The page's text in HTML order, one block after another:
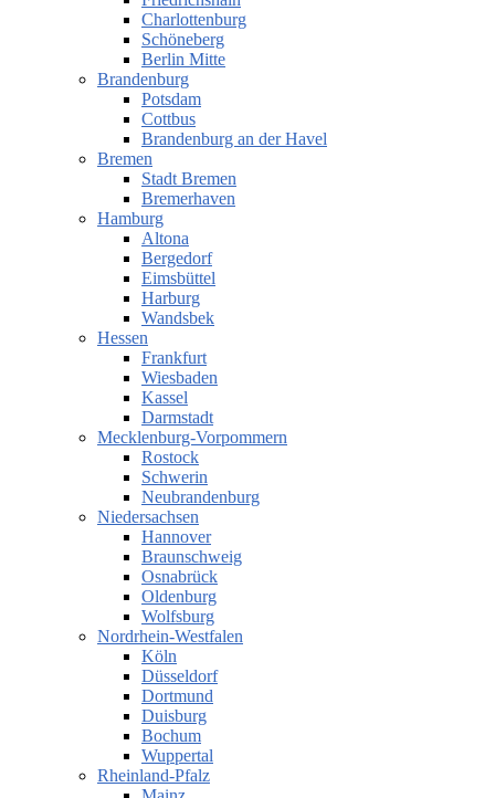
Charlottenburg
Schöneberg
Berlin Mitte
Brandenburg
Potsdam
Cottbus
Brandenburg an der Havel
Bremen
Stadt Bremen
Bremerhaven
Hamburg
Altona
Bergedorf
Eimsbüttel
Harburg
Wandsbek
Hessen
Frankfurt
Wiesbaden
Kassel
Darmstadt
Mecklenburg-Vorpommern
Rostock
Schwerin
Neubrandenburg
Niedersachsen
Hannover
Braunschweig
Osnabrück
Oldenburg
Wolfsburg
Nordrhein-Westfalen
Köln
Düsseldorf
Dortmund
Duisburg
Bochum
Wuppertal
Rheinland-Pfalz